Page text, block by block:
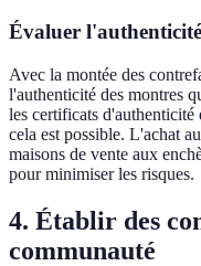
Évaluer l'authenticité
Avec la montée des
l'authenticité des montres
les certificats d'authenticité
cela est possible. L'achat
maisons de vente aux
pour minimiser les risques.
4. Établir des
communauté